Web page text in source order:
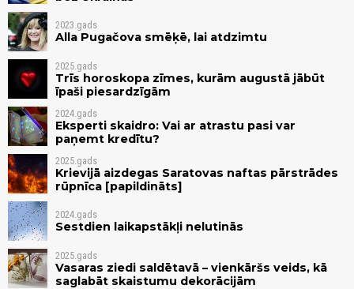
2023.gads
Alla Pugačova smēķē, lai atdzimtu
2025.gads
Trīs horoskopa zīmes, kurām augustā jābūt
īpaši piesardzīgām
2024.gads
Eksperti skaidro: Vai ar atrastu pasi var
paņemt kredītu?
2025.gads
Krievijā aizdegas Saratovas naftas pārstrādes
rūpnīca [papildināts]
2024.gads
Sestdien laikapstākļi nelutinās
2025.gads
Vasaras ziedi saldētavā – vienkāršs veids, kā
saglabāt skaistumu dekorācijām